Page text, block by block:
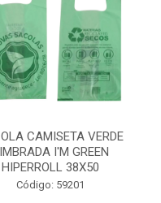
CAMISETA VERDE
I'M GREEN
HIPERROLL 38X50
Código: 59201